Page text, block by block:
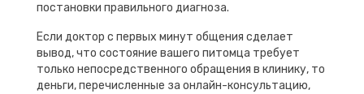
постановки правильного диагноза.
Если доктор с первых минут общения сделает
вывод, что состояние вашего питомца требует
только непосредственного обращения в клинику, то
деньги, перечисленные за онлайн-консультацию,